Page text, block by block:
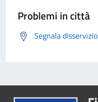
Problemi in città
Segnala disservizio